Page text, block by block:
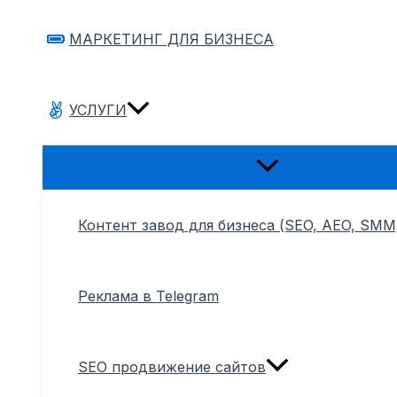
МАРКЕТИНГ ДЛЯ БИЗНЕСА
УСЛУГИ
Переключатель
Контент завод для бизнеса (SEO, AEO,
Реклама в Telegram
SEO продвижение сайтов